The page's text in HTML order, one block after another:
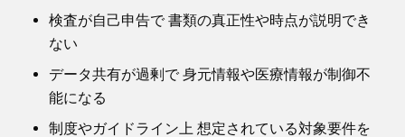
検査が自己申告で 書類の真正性や時点が説明でき
ない
データ共有が過剰で 身元情報や医療情報が制御不
能になる
制度やガイドライン上 想定されている対象要件を